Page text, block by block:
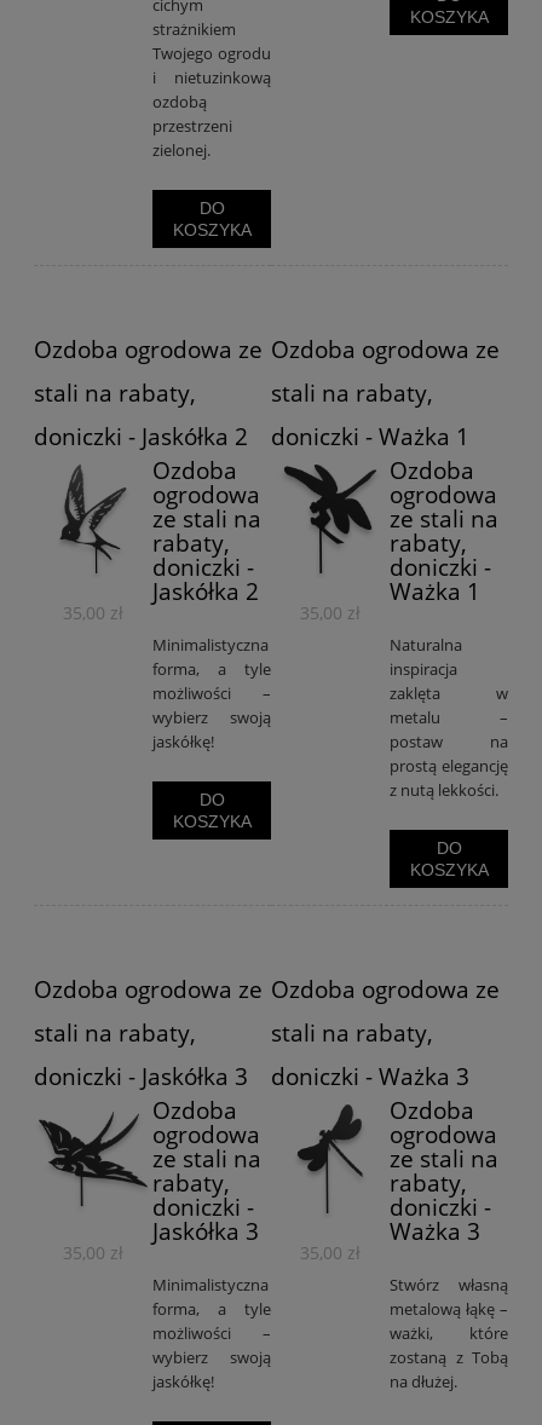
cichym
strażnikiem
Twojego ogrodu
i nietuzinkową
ozdobą
przestrzeni
zielonej.
DO
KOSZYKA
KOSZYKA
Ozdoba ogrodowa ze
stali na rabaty,
doniczki - Jaskółka 2
35,00 zł
Ozdoba
ogrodowa
ze stali na
rabaty,
doniczki -
Jaskółka 2
Minimalistyczna
forma, a tyle
możliwości –
wybierz swoją
jaskółkę!
DO
KOSZYKA
Ozdoba ogrodowa ze
stali na rabaty,
doniczki - Ważka 1
35,00 zł
Ozdoba
ogrodowa
ze stali na
rabaty,
doniczki -
Ważka 1
Naturalna
inspiracja
zaklęta w
metalu –
postaw na
prostą elegancję
z nutą lekkości.
DO
KOSZYKA
Ozdoba ogrodowa ze
stali na rabaty,
doniczki - Jaskółka 3
35,00 zł
Ozdoba
ogrodowa
ze stali na
rabaty,
doniczki -
Jaskółka 3
Minimalistyczna
forma, a tyle
możliwości –
wybierz swoją
jaskółkę!
Ozdoba ogrodowa ze
stali na rabaty,
doniczki - Ważka 3
35,00 zł
Ozdoba
ogrodowa
ze stali na
rabaty,
doniczki -
Ważka 3
Stwórz własną
metalową łąkę –
ważki, które
zostaną z Tobą
na dłużej.